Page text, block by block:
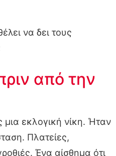
να δει τους
από την
εκλογική νίκη. Ήταν
Πλατείες,
Ένα αίσθημα ότι